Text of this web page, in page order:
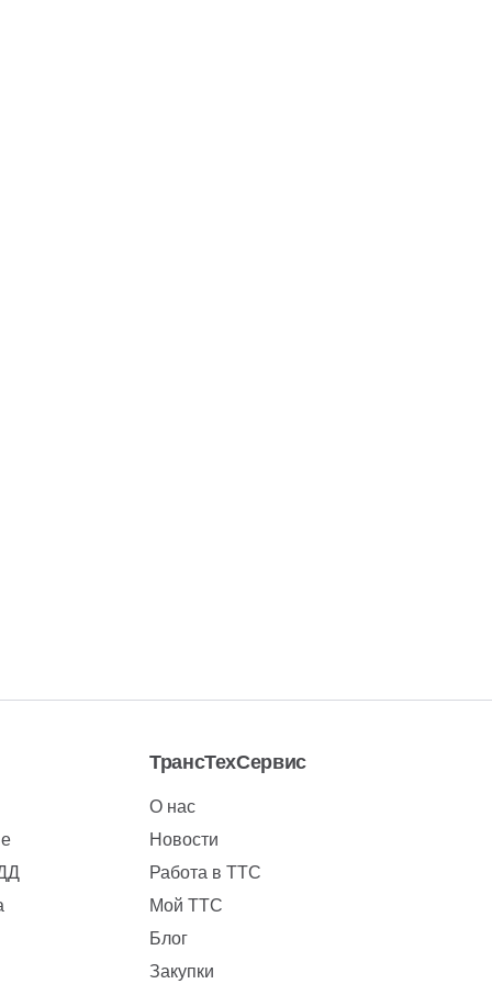
ТрансТехСервис
О нас
Новости
Работа в ТТС
Мой ТТС
Блог
Закупки